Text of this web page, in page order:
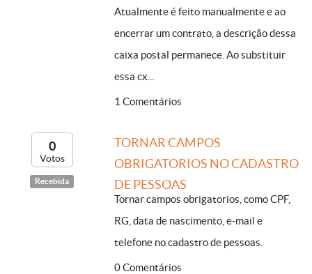
Atualmente é feito manualmente e ao
encerrar um contrato, a descrição dessa
caixa postal permanece. Ao substituir
essa cx...
1 Comentários
0
Votos
Recebida
TORNAR CAMPOS
OBRIGATORIOS NO CADASTRO
DE PESSOAS
Tornar campos obrigatorios, como CPF,
RG, data de nascimento, e-mail e
telefone no cadastro de pessoas.
0 Comentários